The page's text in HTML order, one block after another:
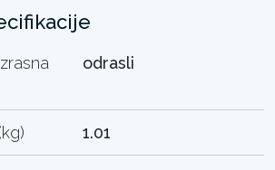
odrasli
1.01